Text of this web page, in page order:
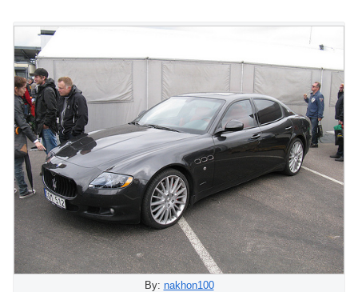
By: nakhon100